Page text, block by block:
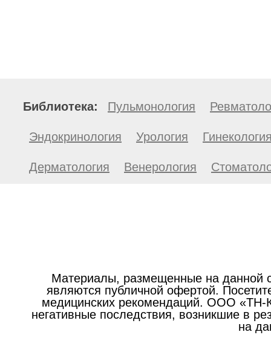
Библиотека: Пульмонология
Эндокринология Урология
Дерматология Венерология
Материалы, размещенные на данной
являются публичной офертой.
медицинских рекомендаций. ООО «ТН-
негативные последствия, возникшие в
на